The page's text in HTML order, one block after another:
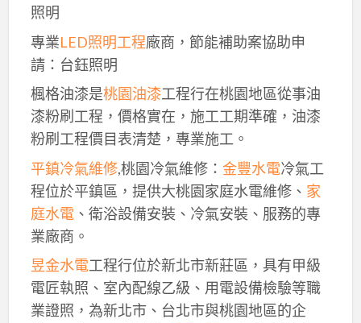
照明
專業LED照明工程廠商，節能補助案協助申
請：台鈺照明
楓格油漆是桃園油漆工程行在桃園地區從事油
漆粉刷工程，價格實在，施工工期準確，油漆
粉刷工程價目表清楚，專業施工。
平鎮冷氣維修,桃園冷氣維修： 金豐水電冷氣工
程位於平鎮區，提供大桃園家庭水電維修、 家
庭水電、衛浴設備安裝、冷氣安裝、服務的專
業廠商。
昱金水電工程行位於新北市新莊區，具有甲級
電匠執照、室內配線乙級、用電設備檢驗等職
業證照，為新北市、台北市與桃園地區的企